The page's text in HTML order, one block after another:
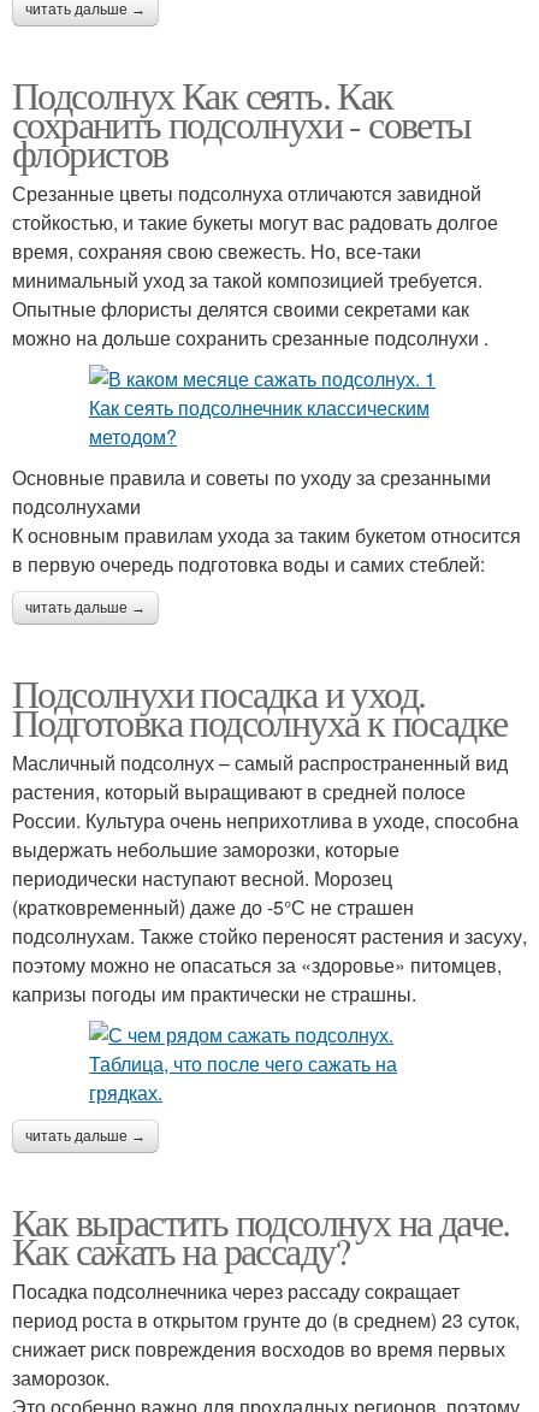
читать дальше →
Подсолнух Как сеять. Как
сохранить подсолнухи - советы
флористов
Срезанные цветы подсолнуха отличаются завидной
стойкостью, и такие букеты могут вас радовать долгое
время, сохраняя свою свежесть. Но, все-таки
минимальный уход за такой композицией требуется.
Опытные флористы делятся своими секретами как
можно на дольше сохранить срезанные подсолнухи .
Основные правила и советы по уходу за срезанными
подсолнухами
К основным правилам ухода за таким букетом относится
в первую очередь подготовка воды и самих стеблей:
читать дальше →
Подсолнухи посадка и уход.
Подготовка подсолнуха к посадке
Масличный подсолнух – самый распространенный вид
растения, который выращивают в средней полосе
России. Культура очень неприхотлива в уходе, способна
выдержать небольшие заморозки, которые
периодически наступают весной. Морозец
(кратковременный) даже до -5°С не страшен
подсолнухам. Также стойко переносят растения и засуху,
поэтому можно не опасаться за «здоровье» питомцев,
капризы погоды им практически не страшны.
читать дальше →
Как вырастить подсолнух на даче.
Как сажать на рассаду?
Посадка подсолнечника через рассаду сокращает
период роста в открытом грунте до (в среднем) 23 суток,
снижает риск повреждения восходов во время первых
заморозок.